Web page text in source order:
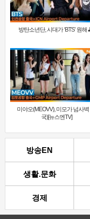
방탄소년단, 시대가 ‘BTS’ 원해
미야오(MEOVV), 미모가 넘사벽
국)[뉴스엔TV]
방송EN
생활.문화
경제